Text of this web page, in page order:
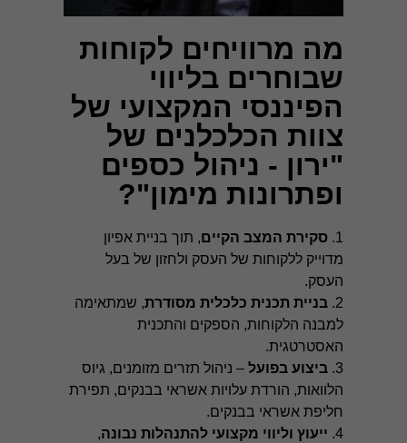
מה מרוויחים לקוחות
שבוחרים בליווי
הפיננסי המקצועי של
צוות הכלכלנים של
"ירון - ניהול כספים
ופתרונות מימון"?
1. סקירת המצב הקיים, תוך בניית אפיון
מדוייק ללקוחות של העסק ולחזון של בעל
העסק.
2. בניית תכנית כלכלית מסודרת, שמתאימה
למבנה הלקוחות, הספקים והתכנית
האסטרטגית.
3. ביצוע בפועל – ניהול תזרים מזומנים, גיוס
הלוואות, הורדת עלויות אשראי בבנקים, תפירת
חליפת אשראי בבנקים.
4. ייעוץ וליווי מקצועי להתנהלות נבונה,